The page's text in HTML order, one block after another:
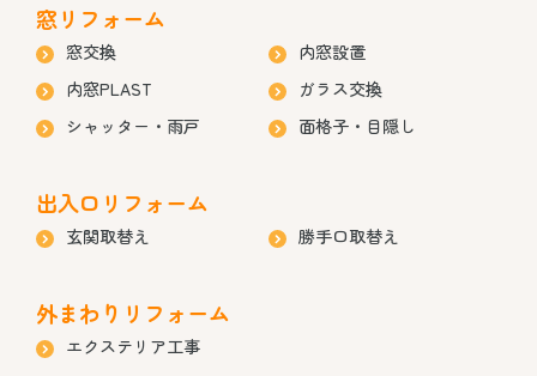
窓リフォーム
窓交換
内窓設置
内窓PLAST
ガラス交換
シャッター・雨戸
面格子・目隠し
出入口リフォーム
玄関取替え 勝手口取替え
外まわりリフォーム
エクステリア工事